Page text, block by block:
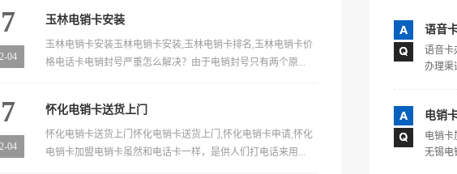
04
玉林电销卡安装
玉林电销卡安装玉林电销卡安装,玉林电销卡排名,玉林电销卡价
格电话卡电销封号严重怎么解决？由于电销封号只有两个原...
04
怀化电销卡送货上门
怀化电销卡送货上门怀化电销卡送货上门,怀化电销卡申请,怀化
电销卡加盟电销卡虽然和电话卡一样，是供人们打电话来用...
语音
语音卡
办理渠
电销
电销卡
无锡电